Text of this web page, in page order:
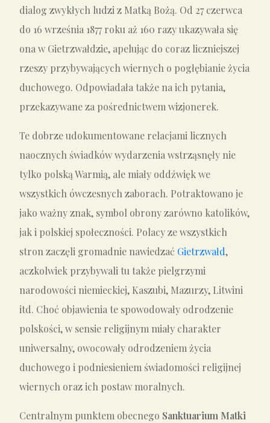
dialog zwykłych ludzi z Matką Bożą. Od 27 czerwca
do 16 września 1877 roku aż 160 razy ukazywała się
ona w Gietrzwałdzie, apelując do coraz liczniejszej
rzeszy przybywających wiernych o pogłębianie życia
duchowego. Odpowiadała także na ich pytania,
przekazywane za pośrednictwem wizjonerek.
Te dobrze udokumentowane relacjami licznych
naocznych świadków wydarzenia wstrząsnęły nie
tylko polską Warmią, ale miały oddźwięk we
wszystkich ówczesnych zaborach. Potraktowano je
jako ważny znak, symbol obrony zarówno katolików,
jak i polskiej społeczności. Polacy ze wszystkich
stron zaczęli gromadnie nawiedzać Gietrzwałd,
aczkolwiek przybywali tu także pielgrzymi
narodowości niemieckiej, Kaszubi, Mazurzy, Litwini
itd. Choć objawienia te spowodowały odrodzenie
polskości, w sensie religijnym miały charakter
uniwersalny, owocowały odrodzeniem życia
duchowego i podniesieniem świadomości religijnej
wiernych oraz ich postaw moralnych.
Centralnym punktem obecnego Sanktuarium Matki